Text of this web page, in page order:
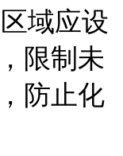
域应设
限制未
防止化